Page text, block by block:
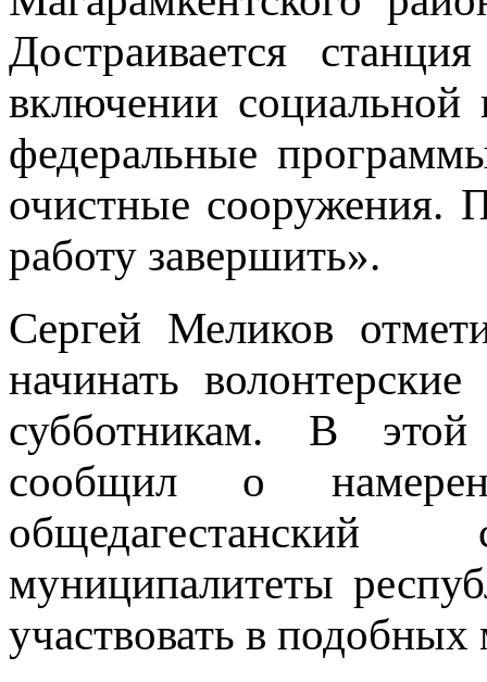
Достраивается
включении
федеральные
очистные сооружения.
работу завершить».
Сергей Меликов
начинать
субботникам. В этой
сообщил о
муниципалитеты
участвовать в